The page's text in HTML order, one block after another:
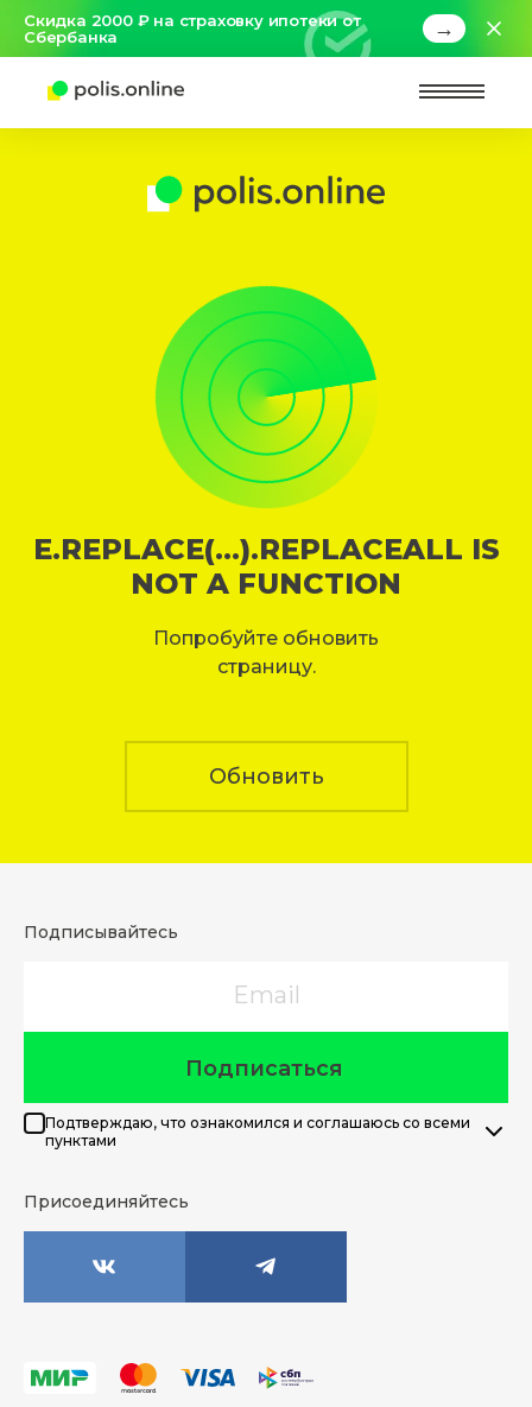
Скидка 2000 ₽ на страховку ипотеки от
Сбербанка
→
E.REPLACE(...).REPLACEALL IS
NOT A FUNCTION
Попробуйте обновить
страницу.
Обновить
Подписывайтесь
Подписаться
Подтверждаю, что ознакомился и соглашаюсь со всеми
пунктами
Присоединяйтесь